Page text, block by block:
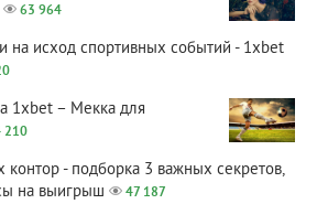
63 964
на исход спортивных событий - 1xbet
1xbet – Мекка для
210
контор - подборка 3 важных секретов,
на выигрыш
47 187